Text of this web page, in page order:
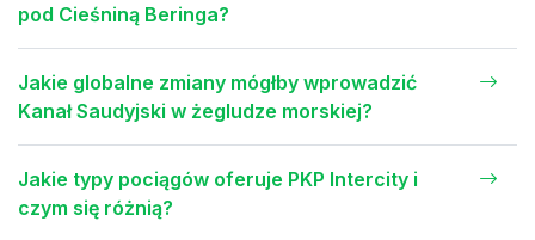
pod Cieśniną Beringa?
Jakie globalne zmiany mógłby wprowadzić
Kanał Saudyjski w żegludze morskiej?
Jakie typy pociągów oferuje PKP Intercity i
czym się różnią?